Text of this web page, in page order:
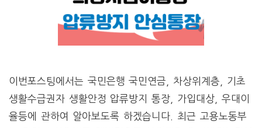
이번포스팅에서는 국민은행 국민연금, 차상위계층, 기초
생활수급권자 생활안정 압류방지 통장, 가입대상, 우대이
율등에 관하여 알아보도록 하겠습니다. 최근 고용노동부